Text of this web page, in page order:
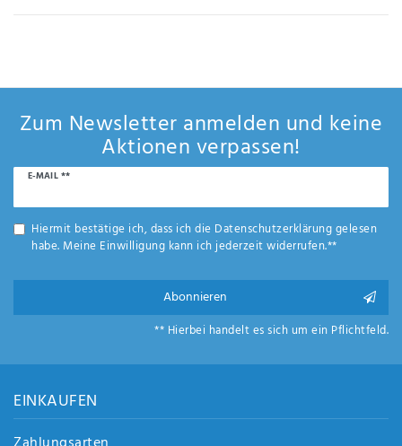
Zum Newsletter anmelden und keine
Aktionen verpassen!
E-MAIL **
Newsletter
Hiermit bestätige ich, dass ich die Daten­schutz­erklärunggelesen
habe. Meine Einwilligung kann ich jederzeit widerrufen.**
Abonnieren
** Hierbei handelt es sich um ein Pflichtfeld.
EINKAUFEN